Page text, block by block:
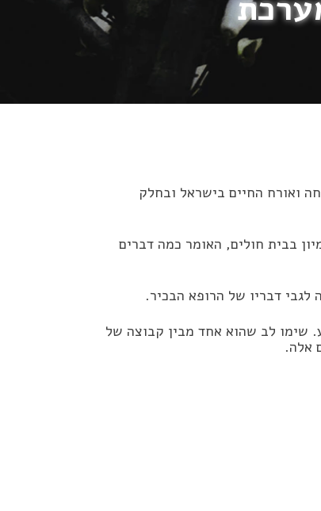
ואורח החיים בישראל ובחלק
בבית חולים, האומר כמה דברים
לגבי דבריו של הרופא הבכיר.
שימו לב שהוא אחד מבין קבוצה של
אלה.